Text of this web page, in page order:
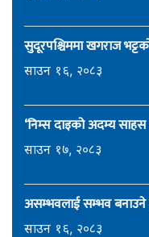
सुदूरपश्चिममा खगराज
साउन १६, २०८३
‘निम्स दाइको अदम्य
साउन १७, २०८३
असम्भवलाई सम्भव बनाउने
साउन १६, २०८३